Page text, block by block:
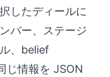
したディールに
バー、ステージ
、belief
じ情報を JSON